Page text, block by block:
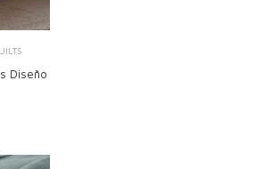
Diseño